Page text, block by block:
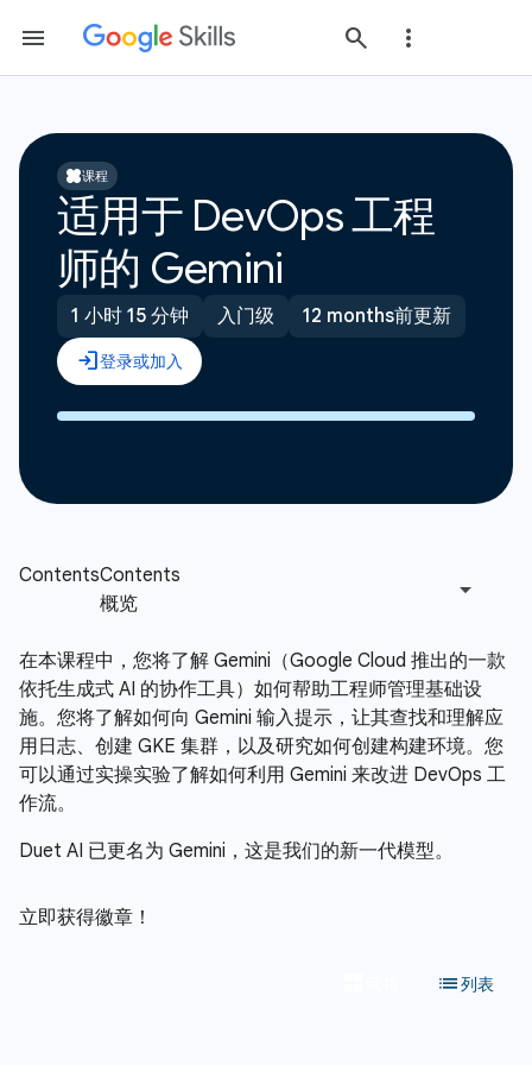
课程
适用于 DevOps 工程
师的 Gemini
1 小时 15 分钟 入门级 12 months前更新
在本课程中，您将了解 Gemini（Google Cloud 推出的一款
依托生成式 AI 的协作工具）如何帮助工程师管理基础设
施。您将了解如何向 Gemini 输入提示，让其查找和理解应
用日志、创建 GKE 集群，以及研究如何创建构建环境。您
可以通过实操实验了解如何利用 Gemini 来改进 DevOps 工
作流。
Duet AI 已更名为 Gemini，这是我们的新一代模型。
立即获得徽章！